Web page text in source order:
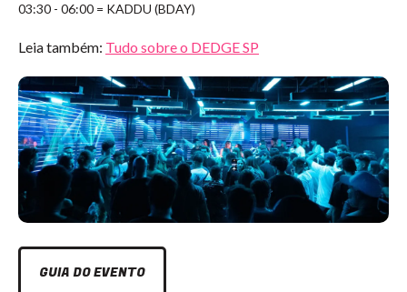
03:30 - 06:00 = KADDU (BDAY)
Leia também: Tudo sobre o DEDGE SP
GUIA DO EVENTO